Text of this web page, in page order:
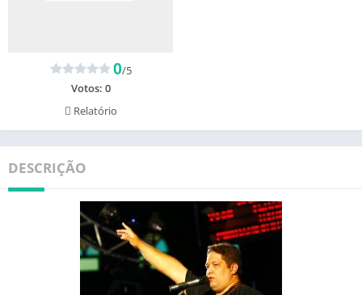
0/5
Votos: 0
Relatório
DESCRIÇÃO